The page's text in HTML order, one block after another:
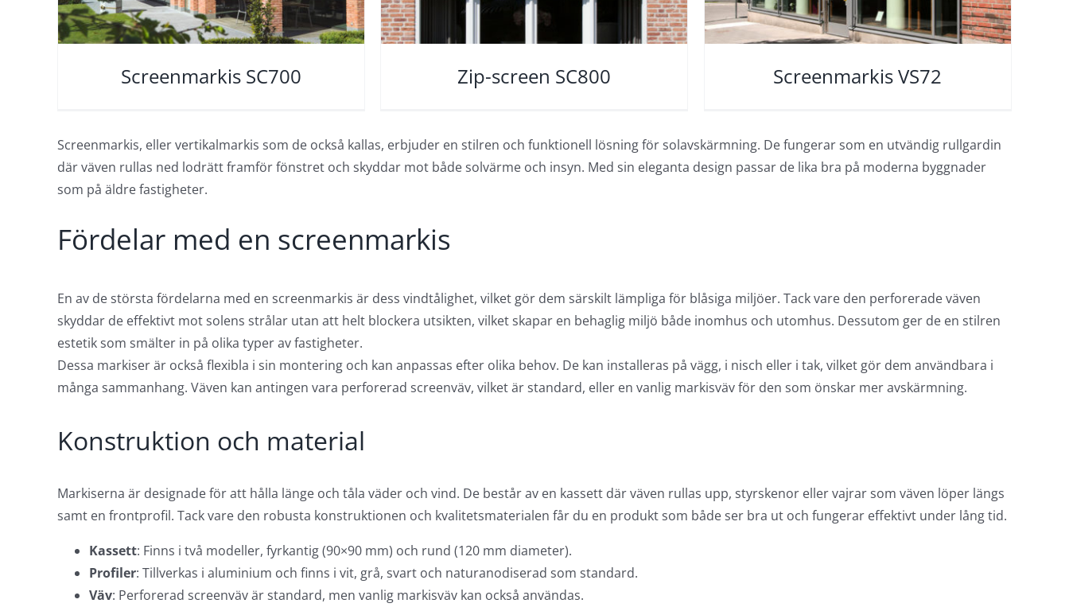
Screenmarkis SC700 Zip-screen SC800 Screenmarkis VS72
Screenmarkis, eller vertikalmarkis som de också kallas, erbjuder en stilren och funktionell lösning för solavskärmning. De fungerar som en utvändig rullgardin
där väven rullas ned lodrätt framför fönstret och skyddar mot både solvärme och insyn. Med sin eleganta design passar de lika bra på moderna byggnader
som på äldre fastigheter.
Fördelar med en screenmarkis
En av de största fördelarna med en screenmarkis är dess vindtålighet, vilket gör dem särskilt lämpliga för blåsiga miljöer. Tack vare den perforerade väven
skyddar de effektivt mot solens strålar utan att helt blockera utsikten, vilket skapar en behaglig miljö både inomhus och utomhus. Dessutom ger de en stilren
estetik som smälter in på olika typer av fastigheter.
Dessa markiser är också flexibla i sin montering och kan anpassas efter olika behov. De kan installeras på vägg, i nisch eller i tak, vilket gör dem användbara i
många sammanhang. Väven kan antingen vara perforerad screenväv, vilket är standard, eller en vanlig markisväv för den som önskar mer avskärmning.
Konstruktion och material
Markiserna är designade för att hålla länge och tåla väder och vind. De består av en kassett där väven rullas upp, styrskenor eller vajrar som väven löper längs
samt en frontprofil. Tack vare den robusta konstruktionen och kvalitetsmaterialen får du en produkt som både ser bra ut och fungerar effektivt under lång tid.
Kassett: Finns i två modeller, fyrkantig (90×90 mm) och rund (120 mm diameter).
Profiler: Tillverkas i aluminium och finns i vit, grå, svart och naturanodiserad som standard.
Väv: Perforerad screenväv är standard, men vanlig markisväv kan också användas.